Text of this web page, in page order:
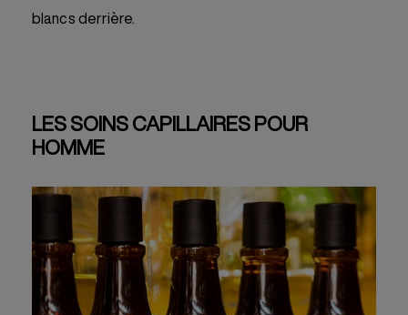
blancs derrière.
LES SOINS CAPILLAIRES POUR
HOMME